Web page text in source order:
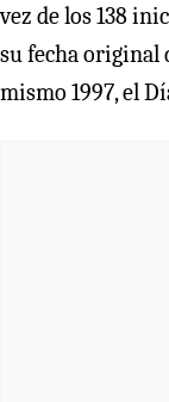
vez de los 138
su fecha original
mismo 1997, el